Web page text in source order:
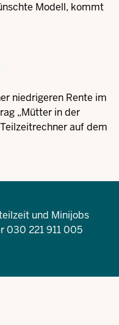
Modell, kommt
niedrigeren Rente im
„Mütter in der
Teilzeitrechnerauf dem
und Minijobs
030 221 911 005